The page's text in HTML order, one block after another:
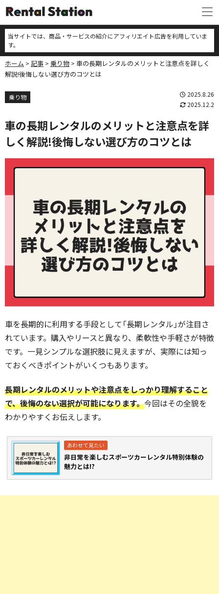
当サイトでは、商品・サービスの紹介にアフィリエイト広告を利用していま
す。
ホーム 記事 乗り物
車の長期レンタルのメリットと注意点を詳しく
解説!後悔しない選び方のコツとは
乗り物
2025.8.26
2025.12.2
車の長期レンタルのメリットと注意点を詳
しく解説!後悔しない選び方のコツとは
車を長期的に利用する手段として「長期レンタル」が注目さ
れています。購入やリースと異なり、柔軟性や手軽さが特徴
です。一見シンプルな選択肢に見えますが、実際には知っ
ておくべきポイントがいくつもあります。
長期レンタルのメリットや注意点をしっかり理解すること
で、後悔のない選択が可能になります。今回はその全貌を
わかりやすくお伝えします。
非日常を楽しむスポーツカーレンタル特別体験の
魅力とは!?